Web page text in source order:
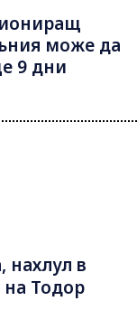
може да
9 дни
нахлул в
на Тодор